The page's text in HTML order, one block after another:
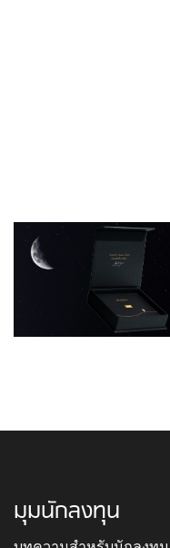
มุมนักลงทุน